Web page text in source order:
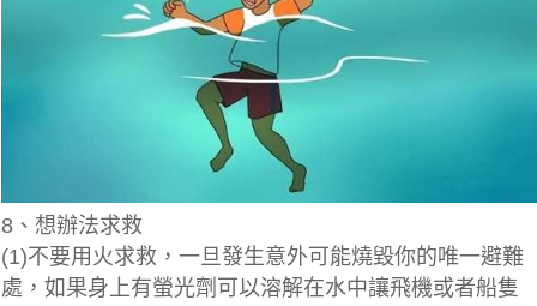
8、想辦法求救
(1)不要用火求救，一旦發生意外可能燒毀你的唯一避難
處，如果身上有螢光劑可以溶解在水中讓飛機或者船隻